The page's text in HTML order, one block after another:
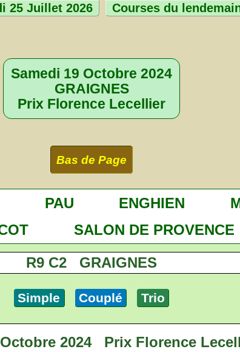
25 Juillet 2026 Courses du
Samedi 19 Octobre 2024
GRAIGNES
Prix Florence Lecellier
Bas de Page
PAU ENGHIEN
SALON DE PROVENCE
R9 C2 GRAIGNES
Simple Couplé Trio
2024
Prix Florence